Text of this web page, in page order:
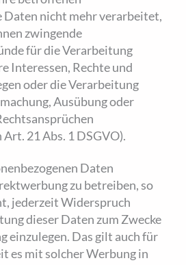
Daten nicht mehr verarbeitet,
zwingende
für die Verarbeitung
Interessen, Rechte und
oder die Verarbeitung
Ausübung oder
21 Abs. 1 DSGVO).
Daten
zu betreiben, so
jederzeit Widerspruch
dieser Daten zum Zwecke
einzulegen. Das gilt auch für
es mit solcher Werbung in